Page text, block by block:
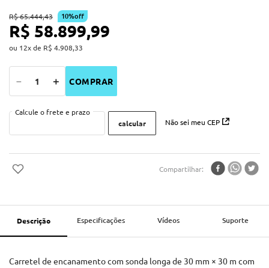
R$65.444,43 10%off
R$ 58.899,99
ou 12x de R$ 4.908,33
＋
－ COMPRAR
Não sei meu CEP
Compartilhar
Descrição Especificações Vídeos Suporte
Carretel de encanamento com sonda longa de 30 mm × 30 m com